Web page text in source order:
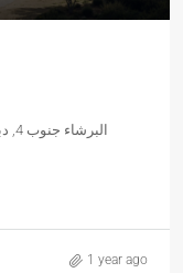
1 year ago